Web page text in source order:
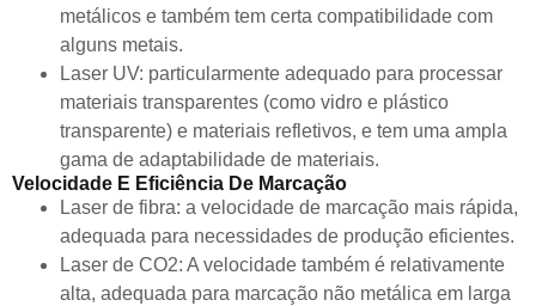
metálicos e também tem certa compatibilidade com
alguns metais.
Laser UV: particularmente adequado para processar
materiais transparentes (como vidro e plástico
transparente) e materiais refletivos, e tem uma ampla
gama de adaptabilidade de materiais.
Velocidade E Eficiência De Marcação
Laser de fibra: a velocidade de marcação mais rápida,
adequada para necessidades de produção eficientes.
Laser de CO2: A velocidade também é relativamente
alta, adequada para marcação não metálica em larga